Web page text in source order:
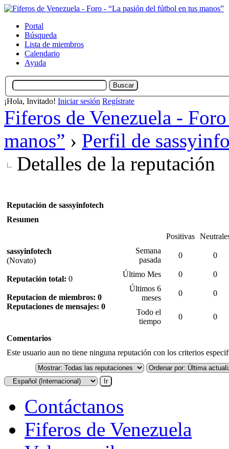
Portal
Búsqueda
Lista de miembros
Calendario
Ayuda
¡Hola, Invitado! Iniciar sesión Regístrate
Fiferos de Venezuela -
manos” › Perfil de
Detalles de la reputación
Reputación de sassyinfotech
Resumen
sassyinfotech
(Novato)
Reputación total: 0
Reputacion de miembros: 0
Reputaciones de mensajes: 0
Positivas
Semana
pasada
0 0
Último Mes 0
0
Últimos 6
meses
0 0
Todo el
tiempo
0 0
Comentarios
Este usuario aun no tiene ninguna reputación con los criterios
Contáctanos
Fiferos de Venezuela